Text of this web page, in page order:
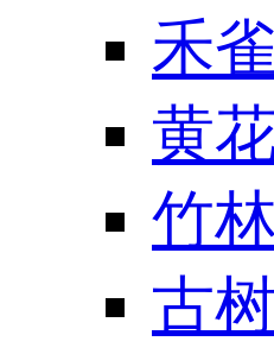
禾
黄
竹
古树